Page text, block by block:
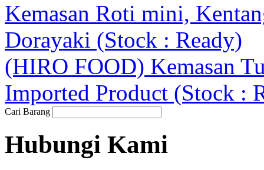
Kemasan Roti mini,
Dorayaki (Stock : Ready)
(HIRO FOOD) Kemasan
Imported Product (Stock :
Cari Barang
Hubungi Kami